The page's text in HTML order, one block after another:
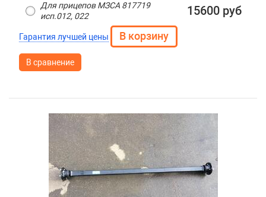
Для прицепов МЗСА 817719
исп.012, 022
15600 руб
Гарантия лучшей цены
В сравнение